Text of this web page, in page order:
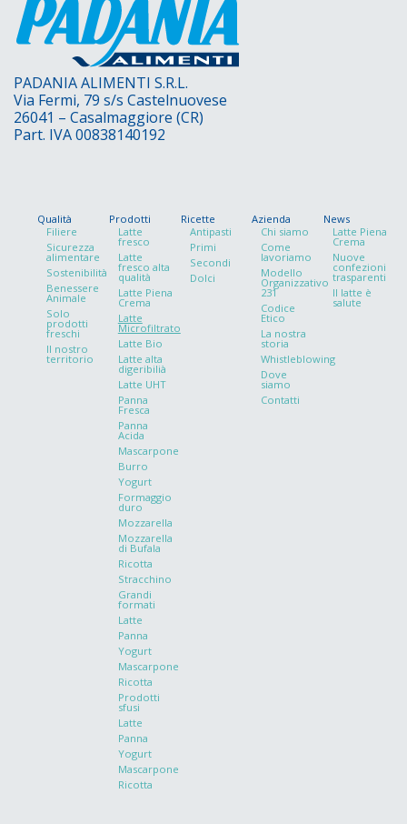
PADANIA ALIMENTI S.R.L.
Via Fermi, 79 s/s Castelnuovese
26041 – Casalmaggiore (CR)
Part. IVA 00838140192
Qualità
Filiere
Sicurezza
alimentare
Sostenibilità
Benessere
Animale
Solo
prodotti
freschi
ll nostro
territorio
Prodotti
Latte
fresco
Latte
fresco alta
qualità
Latte Piena
Crema
Latte
Microfiltrato
Latte Bio
Latte alta
digeribilià
Latte UHT
Panna
Fresca
Panna
Acida
Mascarpone
Burro
Yogurt
Formaggio
duro
Mozzarella
Mozzarella
di Bufala
Ricotta
Stracchino
Grandi
formati
Latte
Panna
Yogurt
Mascarpone
Ricotta
Prodotti
sfusi
Latte
Panna
Yogurt
Mascarpone
Ricotta
Ricette
Antipasti
Primi
Secondi
Dolci
Azienda
Chi siamo
Come
lavoriamo
Modello
Organizzativo
231
Codice
Etico
La nostra
storia
Whistleblowing
Dove
siamo
Contatti
News
Latte Piena
Crema
Nuove
confezioni
trasparenti
Il latte è
salute